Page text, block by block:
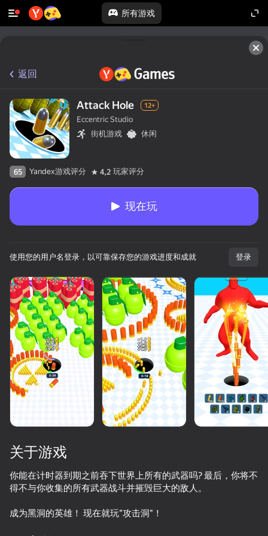
所有游戏
73
76
73
返回
Attack Hole 12+
Eccentric Studio
街机游戏
休闲
65 Yandex游戏评分 4,2 玩家评分
现在玩
使用您的用户名登录，以可靠保存您的游戏进度和成就 登录
关于游戏
你能在计时器到期之前吞下世界上所有的武器吗? 最后，你将不
得不与你收集的所有武器战斗并摧毁巨大的敌人。
成为黑洞的英雄！ 现在就玩"攻击洞"！